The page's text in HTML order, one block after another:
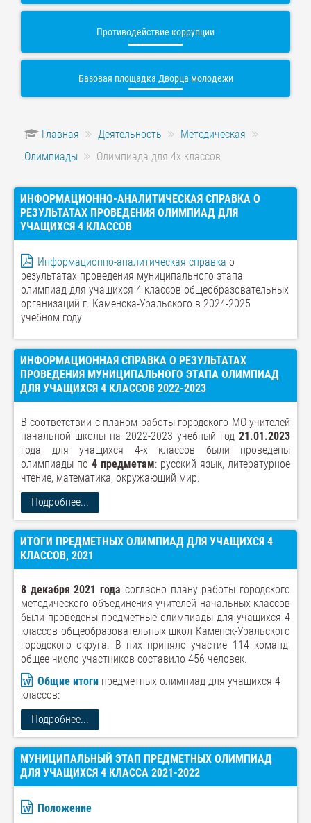
Противодействие коррупции
Базовая площадка Дворца молодежи
Главная Деятельность
Методическая
Олимпиады
Олимпиада для 4х классов
ИНФОРМАЦИОННО-АНАЛИТИЧЕСКАЯ СПРАВКА О
РЕЗУЛЬТАТАХ ПРОВЕДЕНИЯ ОЛИМПИАД ДЛЯ
УЧАЩИХСЯ 4 КЛАССОВ
Информационно-аналитическая справка о
результатах проведения муниципального этапа
олимпиад для учащихся 4 классов общеобразовательных
организаций г. Каменска-Уральского в 2024-2025
учебном году
ИНФОРМАЦИОННАЯ СПРАВКА О РЕЗУЛЬТАТАХ
ПРОВЕДЕНИЯ МУНИЦИПАЛЬНОГО ЭТАПА ОЛИМПИАД
ДЛЯ УЧАЩИХСЯ 4 КЛАССОВ 2022-2023
В соответствии с планом работы городского МО учителей
начальной школы на 2022-2023 учебный год 21.01.2023
года для учащихся 4-х классов были проведены
олимпиады по 4 предметам: русский язык, литературное
чтение, математика, окружающий мир.
Подробнее...
ИТОГИ ПРЕДМЕТНЫХ ОЛИМПИАД ДЛЯ УЧАЩИХСЯ 4
КЛАССОВ, 2021
8 декабря 2021 года согласно плану работы городского
методического объединения учителей начальных классов
были проведены предметные олимпиады для учащихся 4
классов общеобразовательных школ Каменск-Уральского
городского округа. В них приняло участие 114 команд,
общее число участников составило 456 человек.
Общие итоги предметных олимпиад для учащихся 4
классов:
Подробнее...
МУНИЦИПАЛЬНЫЙ ЭТАП ПРЕДМЕТНЫХ ОЛИМПИАД
ДЛЯ УЧАЩИХСЯ 4 КЛАССА 2021-2022
Положение